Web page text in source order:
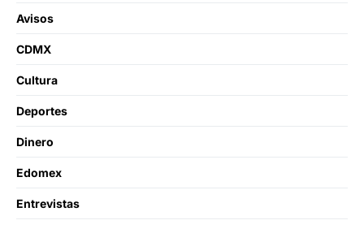
Avisos
CDMX
Cultura
Deportes
Dinero
Edomex
Entrevistas